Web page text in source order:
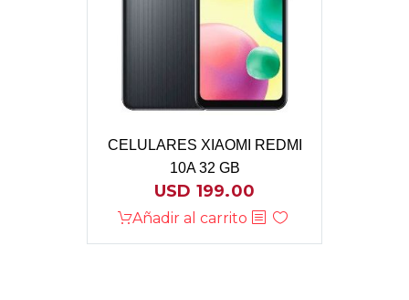
CELULARES XIAOMI REDMI
10A 32 GB
USD 199.00
Añadir al carrito